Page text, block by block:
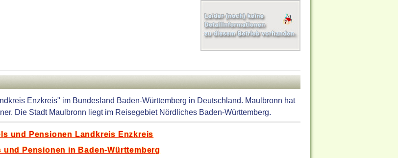
Enzkreis" im Bundesland Baden-Württemberg in Deutschland. Maulbronn hat
Die Stadt Maulbronn liegt im Reisegebiet Nördliches Baden-Württemberg.
und Pensionen Landkreis Enzkreis
und Pensionen in Baden-Württemberg